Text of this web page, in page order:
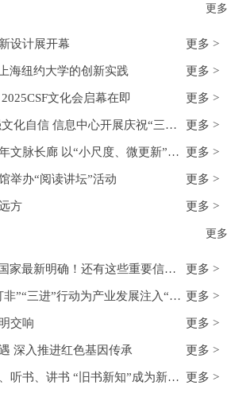
更多
设计展开幕 更多 >
海纽约大学的创新实践 更多 >
文化会启幕在即 更多 >
感受艺术魅力 增强文化自信 信息中心开展庆祝“三八”国际妇女节活动 更多 >
扬州仁丰里蜕变千年文脉长廊 以“小尺度、微更新”实现古今交融 更多 >
举办“阅读讲坛”活动 更多 >
方 更多 >
更多
针对“加班文化”，国家最新明确！还有这些重要信息→ 更多 >
安徽石台：“扫黄打非”“三进”行动为产业发展注入“清流” 更多 >
交响 更多 >
深入推进红色基因传承 更多 >
淘书、换书、晒书、听书、讲书 “旧书新知”成为新文化时尚 更多 >